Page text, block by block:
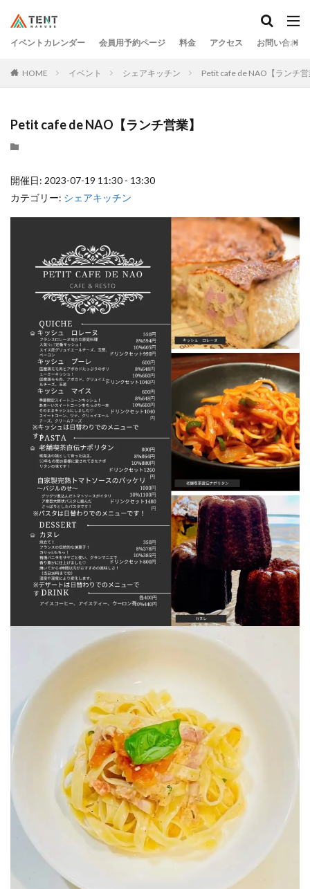
イベントカレンダー 会員用予約ページ 料金 アクセス お問い合わせ
HOME イベント シェアキッチン Petit cafe de NAO【ランチ
Petit cafe de NAO【ランチ営業】
開催日: 2023-07-19 11:30 - 13:30
カテゴリー: シェアキッチン